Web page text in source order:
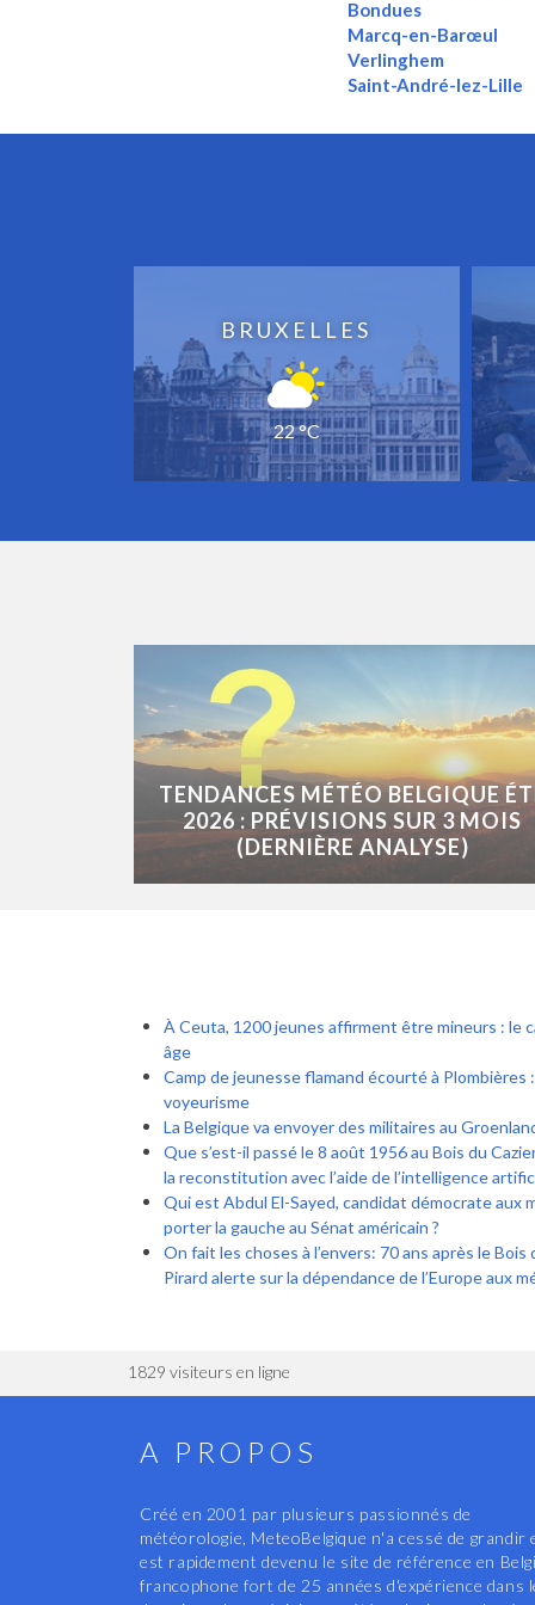
Bondues
Marcq-en-Barœul
Verlinghem
Saint-André-lez-Lille
BRUXELLES
22 °C
TENDANCES MÉTÉO BELGIQUE
2026 : PRÉVISIONS SUR 3 MOIS
(DERNIÈRE ANALYSE)
À Ceuta, 1200 jeunes affirment être mineurs : le
âge
Camp de jeunesse flamand écourté à
voyeurisme
La Belgique va envoyer des militaires au
Que s’est-il passé le 8 août 1956 au Bois du
la reconstitution avec l’aide de l’intelligence
Qui est Abdul El-Sayed, candidat démocrate aux
porter la gauche au Sénat américain ?
On fait les choses à l’envers: 70 ans après le Bois
Pirard alerte sur la dépendance de l’Europe aux
1829 visiteurs en ligne
A PROPOS
Créé en 2001 par plusieurs passionnés de
météorologie, MeteoBelgique n'a cessé de grandir
est rapidement devenu le site de référence en
francophone fort de 25 années d'expérience dans